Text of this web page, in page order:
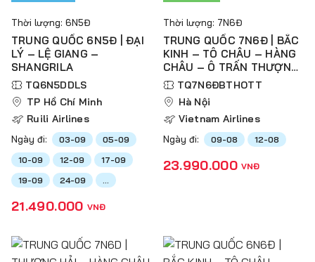
Thời lượng: 6N5Đ
TRUNG QUỐC 6N5Đ | ĐẠI
LÝ – LỆ GIANG –
SHANGRILA
TQ6N5DDLS
TP Hồ Chí Minh
Ruili Airlines
Ngày đi: 03-09
05-09
10-09
12-09
17-09
19-09
24-09
21.490.000 VNĐ
Thời lượng: 7N6Đ
TRUNG QUỐC 7N6Đ | BẮC
KINH – TÔ CHÂU – HÀNG
CHÂU – Ô TRẤN THƯỢNG
HẢI – TÂN THIÊN ĐỊA
TQ7N6ĐBTHOTT
Hà Nội
Vietnam Airlines
Ngày đi: 09-08 12-08
23.990.000 VNĐ